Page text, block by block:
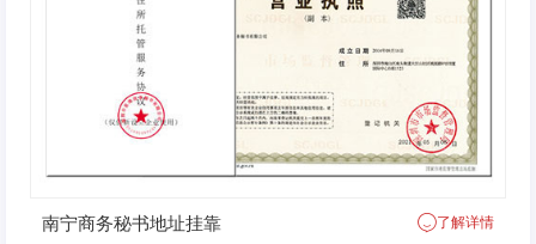
南宁商务秘书地址挂靠 了解详情